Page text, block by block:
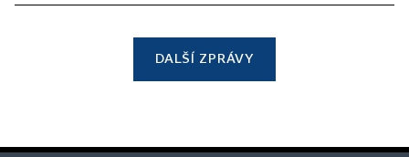
DALŠÍ ZPRÁVY